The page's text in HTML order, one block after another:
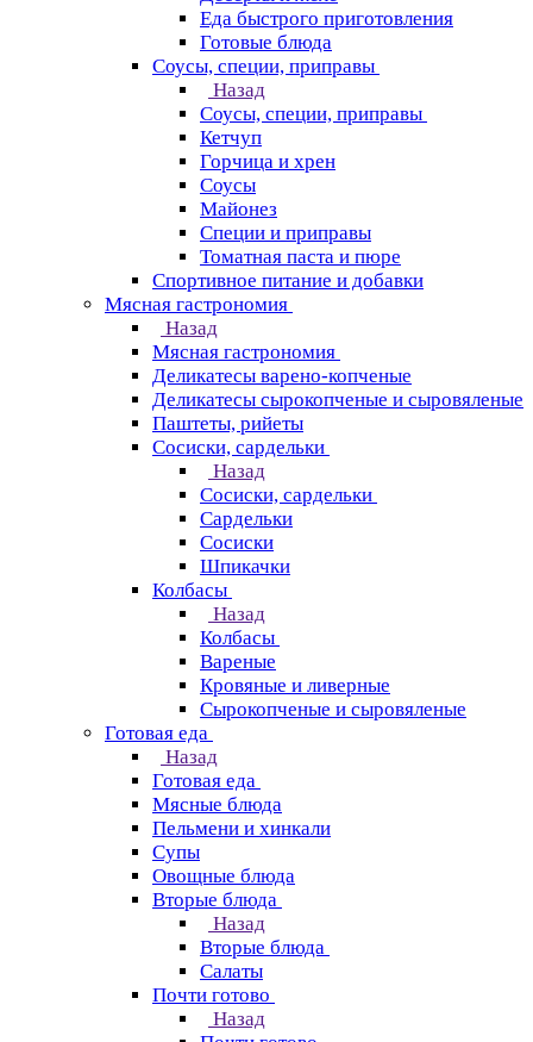
Еда быстрого приготовления
Готовые блюда
Соусы, специи, приправы
Назад
Соусы, специи, приправы
Кетчуп
Горчица и хрен
Соусы
Майонез
Специи и приправы
Томатная паста и пюре
Спортивное питание и добавки
Мясная гастрономия
Назад
Мясная гастрономия
Деликатесы варено-копченые
Деликатесы сырокопченые и сыровяленые
Паштеты, рийеты
Сосиски, сардельки
Назад
Сосиски, сардельки
Сардельки
Сосиски
Шпикачки
Колбасы
Назад
Колбасы
Вареные
Кровяные и ливерные
Сырокопченые и сыровяленые
Готовая еда
Назад
Готовая еда
Мясные блюда
Пельмени и хинкали
Супы
Овощные блюда
Вторые блюда
Назад
Вторые блюда
Салаты
Почти готово
Назад